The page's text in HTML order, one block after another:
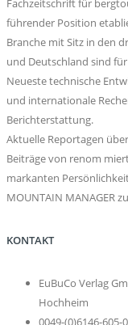
Fachzeitschrift für
führender Position
Branche mit Sitz in den
und Deutschland sind
Neueste technische
und internationale
Berichterstattung.
Aktuelle Reportagen
Beiträge von renom
markanten
MOUNTAIN MANAGER
KONTAKT
EuBuCo Verlag
Hochheim